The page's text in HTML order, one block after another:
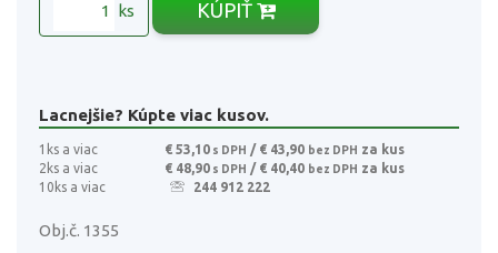
ks KÚPIŤ
Lacnejšie? Kúpte viac kusov.
1ks a viac € 53,10 s DPH / € 43,90 bez DPH za kus
2ks a viac
€ 48,90 s DPH / € 40,40 bez DPH za kus
10ks a viac
244 912 222
Obj.č. 1355